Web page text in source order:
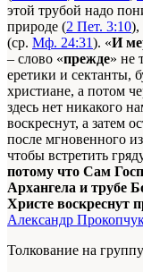
этой трубой надо
природе (2 Пет. 3:10),
(ср. Мф. 24:31). «И
– слово «прежде» не
еретики и сектанты,
христиане, а потом
здесь нет никакого
воскреснут, а затем
после мгновенного
чтобы встретить
потому что Сам
Архангела и трубе
Христе воскреснут
Александр
Толкование на